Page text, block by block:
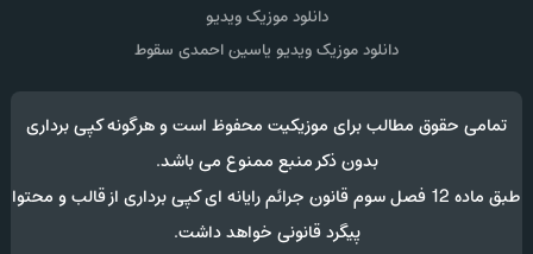
دانلود موزیک ویدیو
دانلود موزیک ویدیو یاسین احمدی سقوط
تمامی حقوق مطالب برای موزیکیت محفوظ است و هرگونه کپی برداری
بدون ذکر منبع ممنوع می باشد.
طبق ماده 12 فصل سوم قانون جرائم رایانه ای کپی برداری از قالب و محتوا
پیگرد قانونی خواهد داشت.